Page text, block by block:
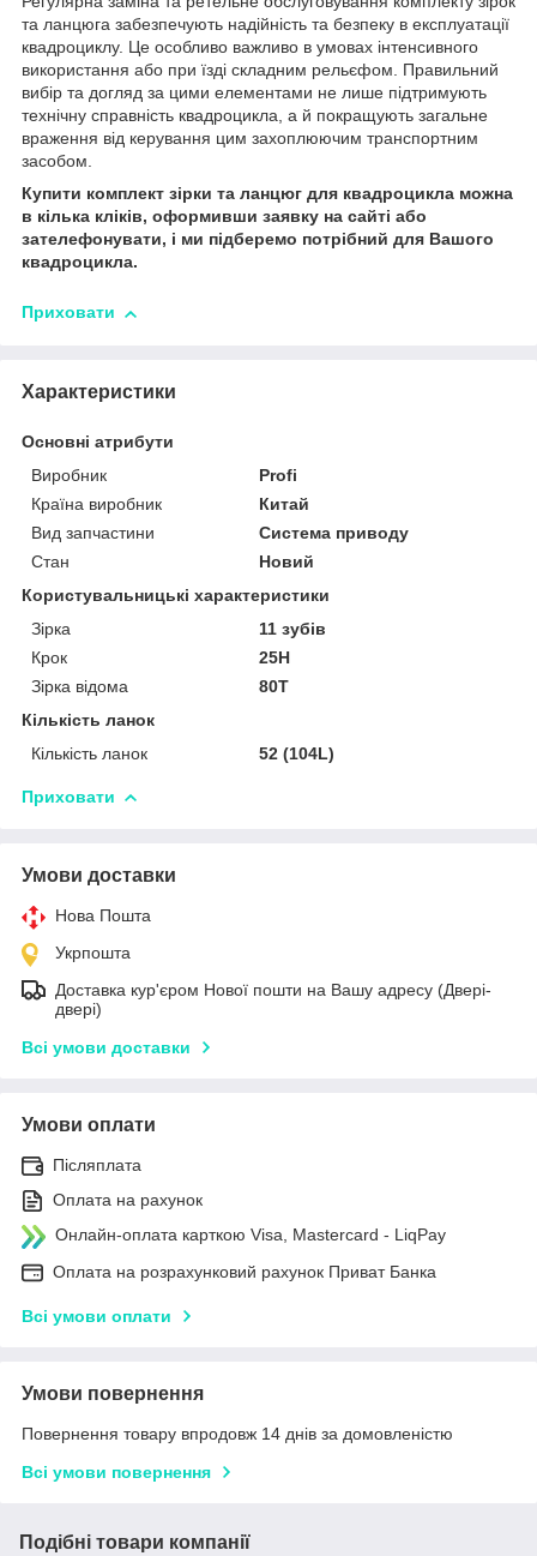
та ланцюга забезпечують надійність та безпеку в експлуатації
квадроциклу. Це особливо важливо в умовах інтенсивного
використання або при їзді складним рельєфом. Правильний
вибір та догляд за цими елементами не лише підтримують
технічну справність квадроцикла, а й покращують загальне
враження від керування цим захоплюючим транспортним
засобом.
Купити комплект зірки та ланцюг для квадроцикла можна
в кілька кліків, оформивши заявку на сайті або
зателефонувати, і ми підберемо потрібний для Вашого
квадроцикла.
Приховати
Характеристики
Основні атрибути
Виробник
Profi
Країна виробник
Китай
Вид запчастини
Система приводу
Стан
Новий
Користувальницькі характеристики
Зірка
11 зубів
Крок
25H
Зірка відома
80T
Кількість ланок
Кількість ланок
52 (104L)
Приховати
Умови доставки
Нова Пошта
Укрпошта
Доставка кур'єром Нової пошти на Вашу адресу (Двері-
двері)
Всі умови доставки
Умови оплати
Післяплата
Оплата на рахунок
Онлайн-оплата карткою Visa, Mastercard - LiqPay
Оплата на розрахунковий рахунок Приват Банка
Всі умови оплати
Умови повернення
Повернення товару впродовж 14 днів за домовленістю
Всі умови повернення
Подібні товари компанії